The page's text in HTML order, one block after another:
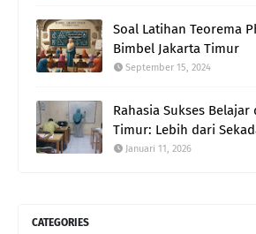
Soal Latihan Teorema
Bimbel Jakarta Timur
September 15, 2024
Rahasia Sukses
Timur: Lebih dari
Januari 11, 2026
CATEGORIES